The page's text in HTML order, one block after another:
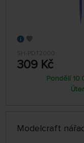
SH-PDT2000
309 Kč
Pondělí
Modelcraft